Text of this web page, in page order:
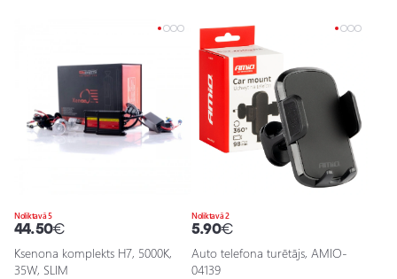
Noliktavā 5
44.50€
Ksenona komplekts H7, 5000K,
35W, SLIM
Noliktavā 2
5.90€
Auto telefona turētājs, AMIO-
04139